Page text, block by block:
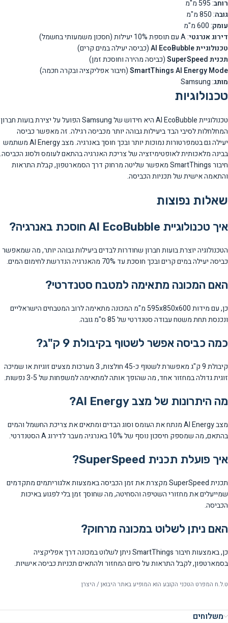
רוחב: 595 מ"מ
גובה: 850 מ"מ
עומק: 600 מ"מ
דירוג אנרגטי: A עם תוספת 10% יעילות (חסכון משמעותי בחשמל)
טכנולוגיית AI EcoBubble
(כביסה יעילה במים קרים)
תכנית SuperSpeed
(כביסה מהירה וחוסכת זמן)
SmartThings AI Energy Mode(חיבור אפליקציה ובקרה חכמה)
מותג: Samsung
טכנולוגיות
טכנולוגיית AI EcoBubble היא חידוש של Samsung הפועל על יצירת בועות חברון
המחלחלות לסיבי הבד ביעילות גבוהה יותר מכביסה רגילה. זה מאפשר כביסה
יעילה גם בטמפרטורות נמוכות יותר ובכך חוסך באנרגיה. מצב AI Energy משתמש
בבינה מלאכותית לאופטימיזציה של צריכת האנרגיה בהתאם לעומס ולסוג הכביסה.
חיבור SmartThings מאפשר שליטה מרחוק דרך הסמארטפון, קבלת התראות
והתאמה אישית של תכניות הכביסה.
שאלות נפוצות
איך טכנולוגיית AI EcoBubble חוסכת באנרגיה?
הטכנולוגיה יוצרת בועות חברון שחודרות לבדים ביעילות גבוהה יותר, מה שמאפשר
כביסה יעילה במים קרים ובכך חוסכת עד 70% מהאנרגיה הנדרשת לחימום המים.
האם המכונה מתאימה למטבח סטנדרטי?
כן, עם מידות 595x850x600 מ"מ המכונה מתאימה לרוב המטבחים הישראליים
ונכנסת תחת משטח עבודה סטנדרטי של 85 ס"מ גובה.
כמה כביסה אפשר לשטוף בקיבולת 9 ק"ג?
קיבולת 9 ק"ג מאפשרת לשטוף כ-45 חולצות, 3 מערכות מצעים זוגיות או שמיכה
זוגית גדולה במחזור אחד, מה שהופך אותה למתאימה למשפחות של 3-5 נפשות.
מה היתרונות של מצב AI Energy?
מצב AI Energy מנתח את העומס וסוג הבדים ומתאים את צריכת החשמל והמים
בהתאם, מה שמספק חיסכון נוסף של 10% באנרגיה מעבר לדירוג A הסטנדרטי.
איך פועלת תכנית SuperSpeed?
תכנית SuperSpeed מקצרת את זמן הכביסה באמצעות אלגוריתמים מתקדמים
שמייעלים את מחזורי השטיפה והסחיטה, מה שחוסך זמן בלי לפגוע באיכות
הכביסה.
האם ניתן לשלוט במכונה מרחוק?
כן, באמצעות חיבור SmartThings ניתן לשלוט במכונה דרך אפליקציה
בסמארטפון, לקבל התראות על סיום המחזור ולהתאים תכניות כביסה אישיות.
ט.ל.ח המפרט הטכני הקובע הוא המופיע באתר היבואן / היצרן
משלוחים